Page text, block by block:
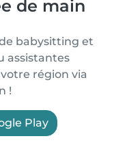
de main
babysitting et
assistantes
région via
!
Play